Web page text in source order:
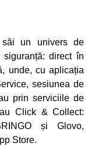
săi un univers de
direct în
unde, cu aplicația
sesiunea de
prin serviciile de
Click & Collect:
și Glovo,
Store.